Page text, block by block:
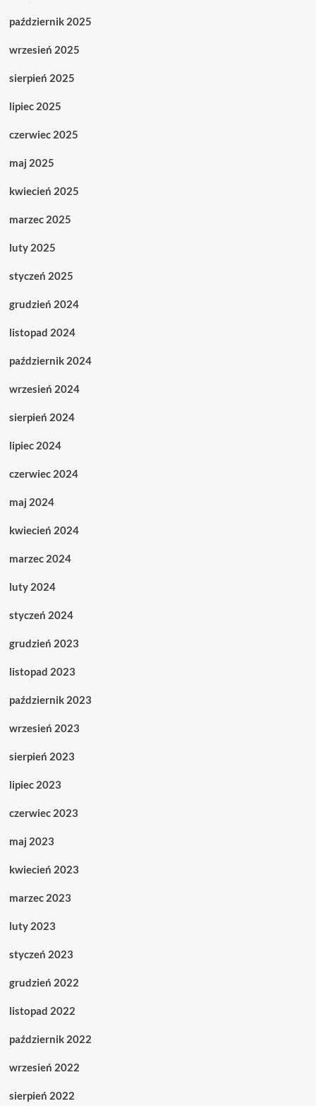
październik 2025
wrzesień 2025
sierpień 2025
lipiec 2025
czerwiec 2025
maj 2025
kwiecień 2025
marzec 2025
luty 2025
styczeń 2025
grudzień 2024
listopad 2024
październik 2024
wrzesień 2024
sierpień 2024
lipiec 2024
czerwiec 2024
maj 2024
kwiecień 2024
marzec 2024
luty 2024
styczeń 2024
grudzień 2023
listopad 2023
październik 2023
wrzesień 2023
sierpień 2023
lipiec 2023
czerwiec 2023
maj 2023
kwiecień 2023
marzec 2023
luty 2023
styczeń 2023
grudzień 2022
listopad 2022
październik 2022
wrzesień 2022
sierpień 2022